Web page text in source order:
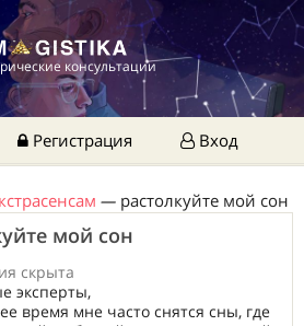
консультации
Регистрация Вход
— растолкуйте мой сон
мой сон
скрыта
эксперты,
время мне часто снятся сны, где